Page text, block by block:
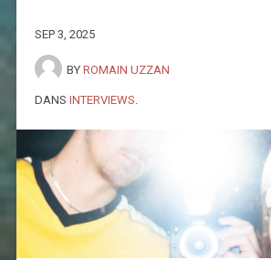
SEP 3, 2025
BY ROMAIN UZZAN
DANS INTERVIEWS